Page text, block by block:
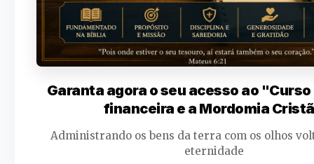
Garanta agora o seu acesso ao
financeira e a Mordomia
Administrando os bens da terra com os olhos
eternidade